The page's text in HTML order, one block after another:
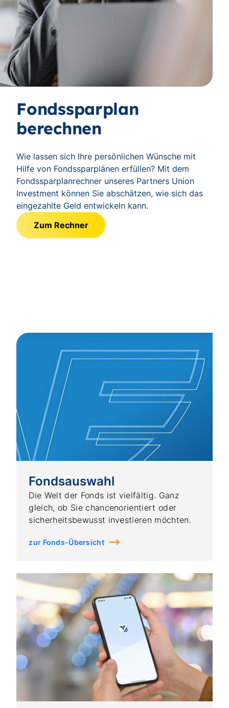
Fondssparplan
berechnen
Wie lassen sich Ihre persönlichen Wünsche mit
Hilfe von Fondssparplänen erfüllen? Mit dem
Fondssparplanrechner unseres Partners Union
Investment können Sie abschätzen, wie sich das
eingezahlte Geld entwickeln kann.
Zum Rechner
Fondsauswahl
Die Welt der Fonds ist vielfältig. Ganz
gleich, ob Sie chancenorientiert oder
sicherheitsbewusst investieren möchten.
zur Fonds-Übersicht